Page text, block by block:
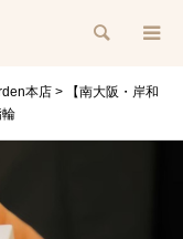
検索
本店 >
【南大阪・岸和